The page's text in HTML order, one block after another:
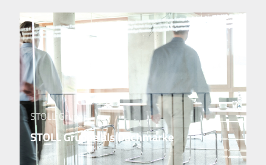
STOLL Gruppe
STOLL Gruppe als Dachmarke